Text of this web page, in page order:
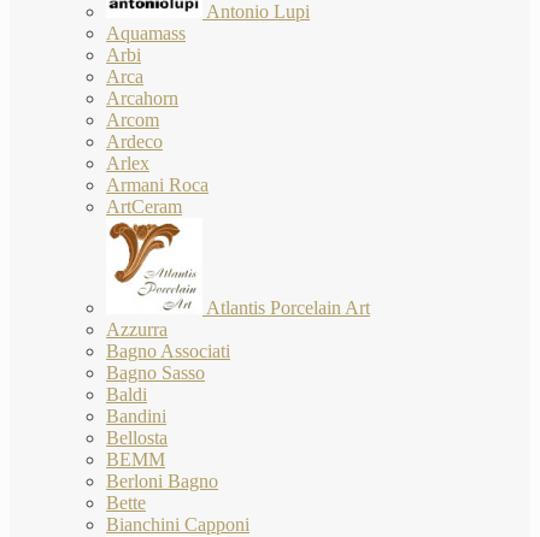
Antonio Lupi
Aquamass
Arbi
Arca
Arcahorn
Arcom
Ardeco
Arlex
Armani Roca
ArtCeram
Atlantis Porcelain Art
Azzurra
Bagno Associati
Bagno Sasso
Baldi
Bandini
Bellosta
BEMM
Berloni Bagno
Bette
Bianchini Capponi